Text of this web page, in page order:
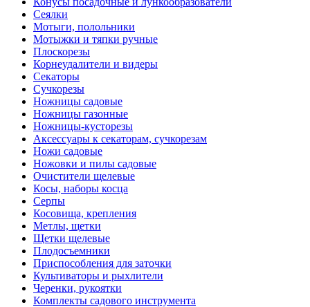
Сеялки
Мотыги, полольники
Мотыжки и тяпки ручные
Плоскорезы
Корнеудалители и видеры
Секаторы
Сучкорезы
Ножницы садовые
Ножницы газонные
Ножницы-кусторезы
Аксессуары к секаторам, сучкорезам
Ножи садовые
Ножовки и пилы садовые
Очистители щелевые
Косы, наборы косца
Серпы
Косовища, крепления
Метлы, щетки
Щетки щелевые
Плодосъемники
Приспособления для заточки
Культиваторы и рыхлители
Черенки, рукоятки
Комплекты садового инструмента